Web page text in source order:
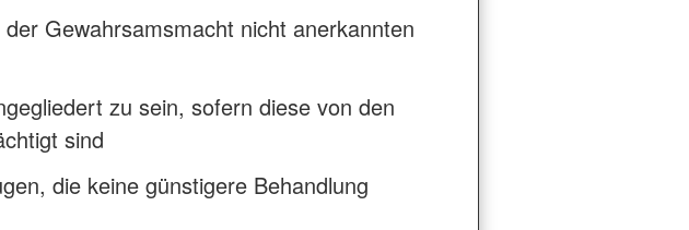
Gewahrsamsmacht nicht anerkannten
zu sein, sofern diese von den
sind
die keine günstigere Behandlung